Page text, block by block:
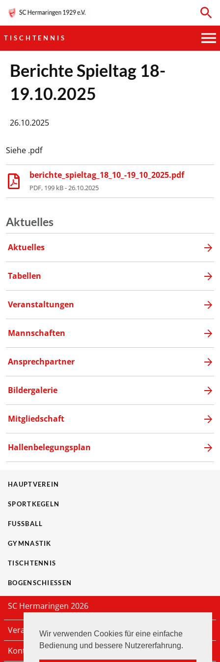
Wir verwenden Cookies für eine einfache
Bedienung und bessere Nutzererfahrung.
TISCHTENNIS
HAUPTVEREIN
SPORTKEGELN
TISCHTENNIS
BOGENSCHIESSEN
Berichte Spieltag 18-
19.10.2025
26.10.2025
Siehe .pdf
berichte_spieltag_18_10_-19_10_2025.pdf
PDF, 199 kB - 26.10.2025
Aktuelles
Aktuelles
Tabellen
Veranstaltungen
Mannschaften
Ansprechpartner
Bildergalerie
Mitgliedschaft
Hallenbelegungsplan
HAUPTVEREIN
SPORTKEGELN
FUSSBALL
GYMNASTIK
TISCHTENNIS
BOGENSCHIESSEN
SC Hermaringen 2026
Veranstaltungen
Kontakt